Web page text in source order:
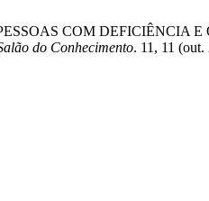
COM DEFICIÊNCIA
do Conhecimento. 11, 11 (out.